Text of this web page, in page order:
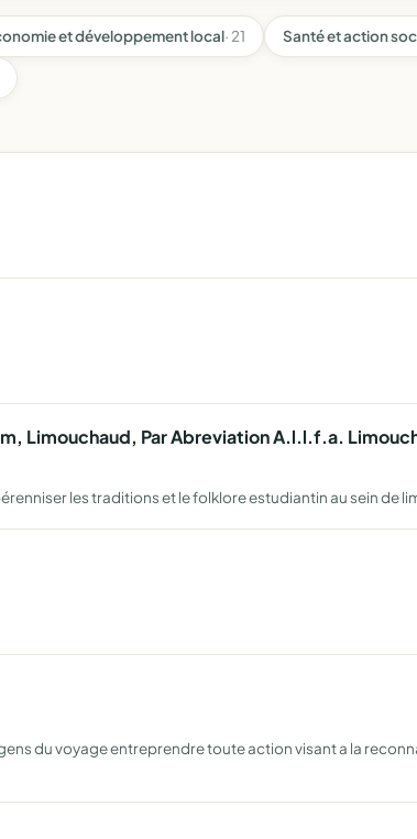
et développement local· 21 Santé et action
Limouchaud, Par Abreviation A.l.l.f.a.
les traditions et le folklore estudiantin au sein de
du voyage entreprendre toute action visant a la